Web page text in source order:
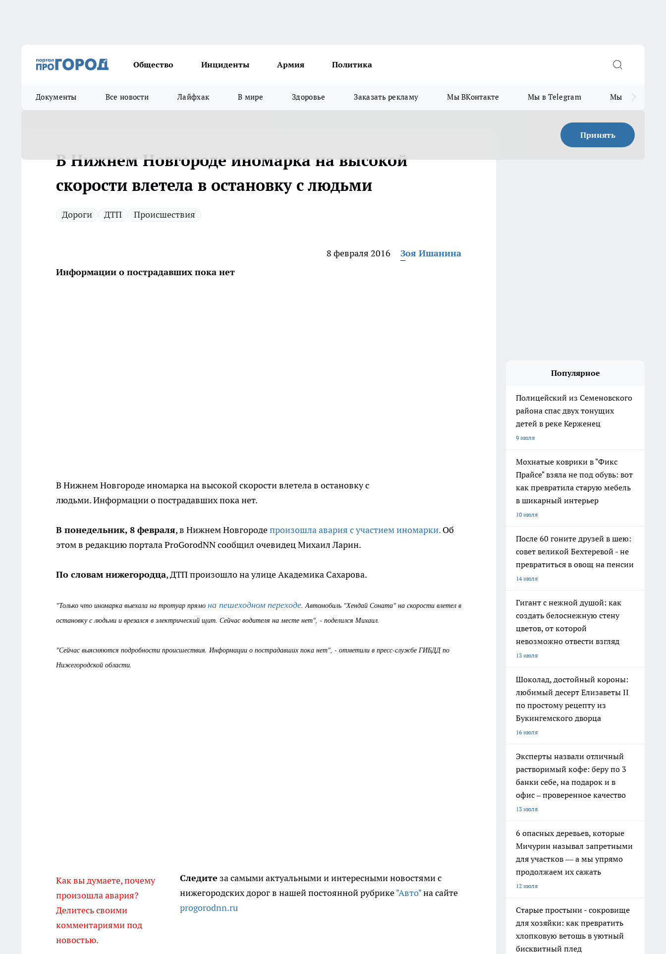
Общество Инциденты Армия Политика
Документы Все новости Лайфхак В мире Здоровье Заказать рекламу Мы ВКонтакте Мы в Telegram Мы в MAX
Принять
В Нижнем Новгороде иномарка на высокой
скорости влетела в остановку с людьми
Дороги ДТП Происшествия
8 февраля 2016
Зоя Ишанина
Информации о пострадавших пока нет
В Нижнем Новгороде иномарка на высокой скорости влетела в остановку с
людьми. Информации о пострадавших пока нет.
В понедельник, 8 февраля, в Нижнем Новгородепроизошла авария с участием иномарки. Об
этом в редакцию портала ProGorodNN сообщил очевидец Михаил Ларин.
По словам нижегородца, ДТП произошло на улице Академика Сахарова.
"Только что иномарка выехала на тротуар прямо на пешеходном переходе. Автомобиль "Хендай Соната" на скорости влетел в
остановку с людьми и врезался в электрический щит. Сейчас водителя на месте нет", - поделился Михаил.
"Сейчас выясняются подробности происшествия. Информации о пострадавших пока нет", - отметили в пресс-службе ГИБДД по
Нижегородской области.
Как вы думаете, почему
произошла авария?
Делитесь своими
комментариями под
новостью.
Следите за самыми актуальными и интересными новостями с
нижегородских дорог в нашей постоянной рубрике"Авто"на сайте
progorodnn.ru
Популярное
Полицейский из Семеновского
района спас двух тонущих
детей в реке Керженец
9 июля
Мохнатые коврики в "Фикс
Прайсе" взяла не под обувь: вот
как превратила старую мебель
в шикарный интерьер
10 июля
После 60 гоните друзей в шею:
совет великой Бехтеревой - не
превратиться в овощ на пенсии
14 июля
Гигант с нежной душой: как
создать белоснежную стену
цветов, от которой
невозможно отвести взгляд
13 июля
Шоколад, достойный короны:
любимый десерт Елизаветы II
по простому рецепту из
Букингемского дворца
16 июля
Эксперты назвали отличный
растворимый кофе: беру по 3
банки себе, на подарок и в
офис – проверенное качество
13 июля
6 опасных деревьев, которые
Мичурин называл запретными
для участков — а мы упрямо
продолжаем их сажать
12 июля
Старые простыни - сокровище
для хозяйки: как превратить
хлопковую ветошь в уютный
бисквитный плед